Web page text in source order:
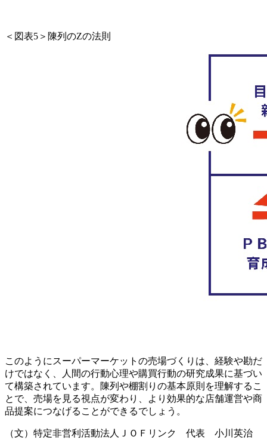
＜図表5 ＞陳列のZの法則
このようにスーパーマーケットの売場づくりは、経験や勘だ
けではなく、人間の行動心理や購買行動の研究成果に基づい
て構築されています。陳列や棚割りの基本原則を理解するこ
とで、売場を見る視点が変わり、より効果的な店舗運営や商
品提案につなげることができるでしょう。
（文）特定非営利活動法人ＪＯＦリンク 代表 小川英治